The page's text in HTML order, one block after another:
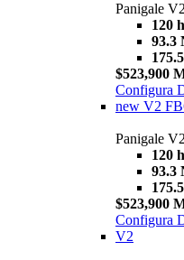
Panigale
120
93.3
$523,900
Configura
new V2
Panigale
120
93.3
$523,900
Configura
V2